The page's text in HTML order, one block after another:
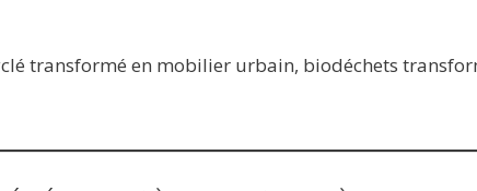
transformé en mobilier urbain, biodéchets